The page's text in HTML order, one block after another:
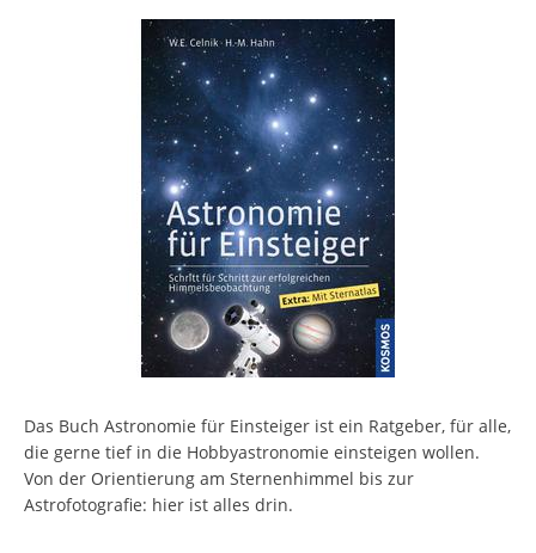
Das Buch Astronomie für Einsteiger ist ein Ratgeber, für alle,
die gerne tief in die Hobbyastronomie einsteigen wollen.
Von der Orientierung am Sternenhimmel bis zur
Astrofotografie: hier ist alles drin.